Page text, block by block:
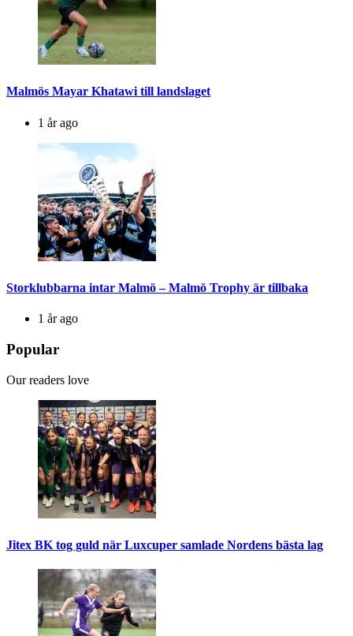
Malmös Mayar Khatawi till landslaget
1 år ago
Storklubbarna intar Malmö – Malmö Trophy är tillbaka
1 år ago
Popular
Our readers love
Jitex BK tog guld när Luxcuper samlade Nordens bästa lag